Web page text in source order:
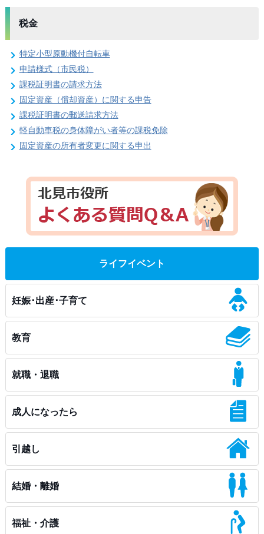
税金
特定小型原動機付自転車
申請様式（市民税）
課税証明書の請求方法
固定資産（償却資産）に関する申告
課税証明書の郵送請求方法
軽自動車税の身体障がい者等の課税免除
固定資産の所有者変更に関する申出
ライフイベント
妊娠･出産･子育て
教育
就職・退職
成人になったら
引越し
結婚・離婚
福祉・介護